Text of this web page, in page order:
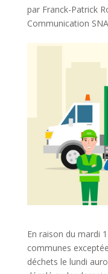
par Franck-Patrick
Communication SNA
En raison du mardi
communes
déchets le lundi